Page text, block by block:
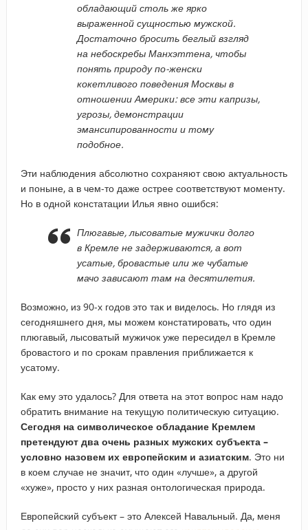
обладающий столь же ярко
выраженной сущностью мужской.
Достаточно бросить беглый взгляд
на небоскребы Манхэттена, чтобы
понять природу по-женски
кокетливого поведения Москвы в
отношении Америки: все эти капризы,
угрозы, демонстрации
эмансипированности и тому
подобное.
Эти наблюдения абсолютно сохраняют свою актуальность
и поныне, а в чем-то даже острее соответствуют моменту.
Но в одной констатации Илья явно ошибся:
Плюгавые, лысоватые мужички долго
в Кремле не задерживаются, а вот
усатые, бровастые или же чубатые
мачо зависают там на десятилетия.
Возможно, из 90-х годов это так и виделось. Но глядя из
сегодняшнего дня, мы можем констатировать, что один
плюгавый, лысоватый мужичок уже пересидел в Кремле
бровастого и по срокам правления приближается к
усатому.
Как ему это удалось? Для ответа на этот вопрос нам надо
обратить внимание на текущую политическую ситуацию.
Сегодня на символическое обладание Кремлем
претендуют два очень разных мужских субъекта –
условно назовем их европейским и азиатским. Это ни
в коем случае не значит, что один «лучше», а другой
«хуже», просто у них разная онтологическая природа.
Европейский субъект – это Алексей Навальный. Да, меня